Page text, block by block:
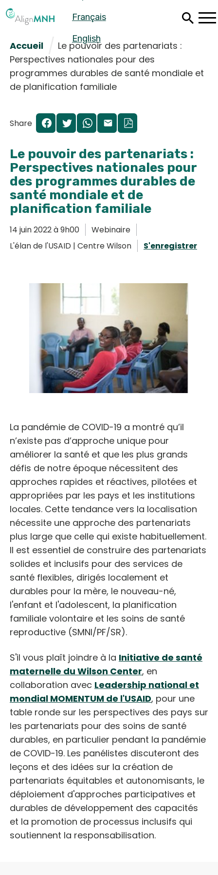
Français
English
Español
Français
English
Accueil
Le pouvoir des partenariats :
Perspectives nationales pour des
programmes durables de santé mondiale et
de planification familiale
Share
Le pouvoir des partenariats :
Perspectives nationales pour
des programmes durables de
santé mondiale et de
planification familiale
14 juin 2022 à 9h00
Webinaire
L'élan de l'USAID | Centre Wilson
S'enregistrer
La pandémie de COVID-19 a montré qu’il
n’existe pas d’approche unique pour
améliorer la santé et que les plus grands
défis de notre époque nécessitent des
approches rapides et réactives, pilotées et
appropriées par les pays et les institutions
locales. Cette tendance vers la localisation
nécessite une approche des partenariats
plus large que celle qui existe habituellement.
Il est essentiel de construire des partenariats
solides et inclusifs pour des services de
santé flexibles, dirigés localement et
durables pour la mère, le nouveau-né,
l'enfant et l'adolescent, la planification
familiale volontaire et les soins de santé
reproductive (SMNI/PF/SR).
S'il vous plaît joindre à la Initiative de santé
maternelle du Wilson Center, en
collaboration avec Leadership national et
mondial MOMENTUM de l'USAID, pour une
table ronde sur les perspectives des pays sur
les partenariats pour des soins de santé
durables, en particulier pendant la pandémie
de COVID-19. Les panélistes discuteront des
leçons et des idées sur la création de
partenariats équitables et autonomisants, le
déploiement d'approches participatives et
durables de développement des capacités
et la promotion de processus inclusifs qui
soutiennent la responsabilisation.